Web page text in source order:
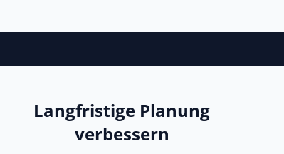
Langfristige Planung
verbessern